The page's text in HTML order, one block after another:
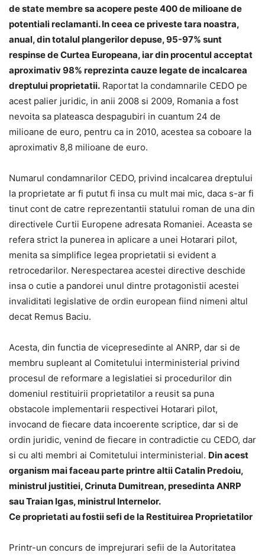
de state membre sa acopere peste 400 de milioane de
potentiali reclamanti. In ceea ce priveste tara noastra,
anual, din totalul plangerilor depuse, 95-97% sunt
respinse de Curtea Europeana, iar din procentul acceptat
aproximativ 98% reprezinta cauze legate de incalcarea
dreptului proprietatii. Raportat la condamnarile CEDO pe
acest palier juridic, in anii 2008 si 2009, Romania a fost
nevoita sa plateasca despagubiri in cuantum 24 de
milioane de euro, pentru ca in 2010, acestea sa coboare la
aproximativ 8,8 milioane de euro.
Numarul condamnarilor CEDO, privind incalcarea dreptului
la proprietate ar fi putut fi insa cu mult mai mic, daca s-ar fi
tinut cont de catre reprezentantii statului roman de una din
directivele Curtii Europene adresata Romaniei. Aceasta se
refera strict la punerea in aplicare a unei Hotarari pilot,
menita sa simplifice legea proprietatii si evident a
retrocedarilor. Nerespectarea acestei directive deschide
insa o cutie a pandorei unul dintre protagonistii acestei
invaliditati legislative de ordin european fiind nimeni altul
decat Remus Baciu.
Acesta, din functia de vicepresedinte al ANRP, dar si de
membru supleant al Comitetului interministerial privind
procesul de reformare a legislatiei si procedurilor din
domeniul restituirii proprietatilor a reusit sa puna
obstacole implementarii respectivei Hotarari pilot,
invocand de fiecare data incoerente scriptice, dar si de
ordin juridic, venind de fiecare in contradictie cu CEDO, dar
si cu alti membri ai Comitetului interministerial. Din acest
organism mai faceau parte printre altii Catalin Predoiu,
ministrul justitiei, Crinuta Dumitrean, presedinta ANRP
sau Traian Igas, ministrul Internelor.
Ce proprietati au fostii sefi de la Restituirea Proprietatilor
Printr-un concurs de imprejurari sefii de la Autoritatea